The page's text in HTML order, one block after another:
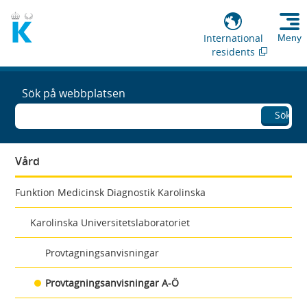
International
residents
Meny
Sök på webbplatsen
Sök
Vård
Funktion Medicinsk Diagnostik Karolinska
Karolinska Universitetslaboratoriet
Provtagningsanvisningar
Provtagningsanvisningar A-Ö